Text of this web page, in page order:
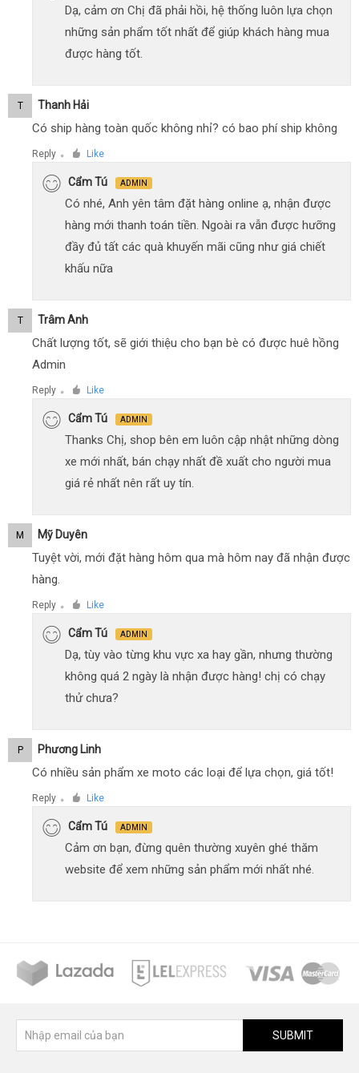
Dạ, cảm ơn Chị đã phải hồi, hệ thống luôn lựa chọn
những sản phẩm tốt nhất để giúp khách hàng mua
được hàng tốt.
T Thanh Hải
Có ship hàng toàn quốc không nhỉ? có bao phí ship không
Reply ● Like
Cẩm Tú ADMIN
Có nhé, Anh yên tâm đặt hàng online ạ, nhận được
hàng mới thanh toán tiền. Ngoài ra vẫn được hưỡng
đầy đủ tất các quà khuyến mãi cũng như giá chiết
khấu nữa
T Trâm Anh
Chất lượng tốt, sẽ giới thiệu cho bạn bè có được huê hồng
Admin
Reply ● Like
Cẩm Tú ADMIN
Thanks Chị, shop bên em luôn cập nhật những dòng
xe mới nhất, bán chạy nhất đề xuất cho người mua
giá rẻ nhất nên rất uy tín.
M Mỹ Duyên
Tuyệt vời, mới đặt hàng hôm qua mà hôm nay đã nhận được
hàng.
Reply ● Like
Cẩm Tú ADMIN
Dạ, tùy vào từng khu vực xa hay gần, nhưng thường
không quá 2 ngày là nhận được hàng! chị có chạy
thử chưa?
P Phương Linh
Có nhiều sản phẩm xe moto các loại để lựa chọn, giá tốt!
Reply ● Like
Cẩm Tú ADMIN
Cảm ơn bạn, đừng quên thường xuyên ghé thăm
website để xem những sản phẩm mới nhất nhé.
SUBMIT